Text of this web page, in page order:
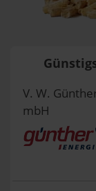
V. W.
mbH